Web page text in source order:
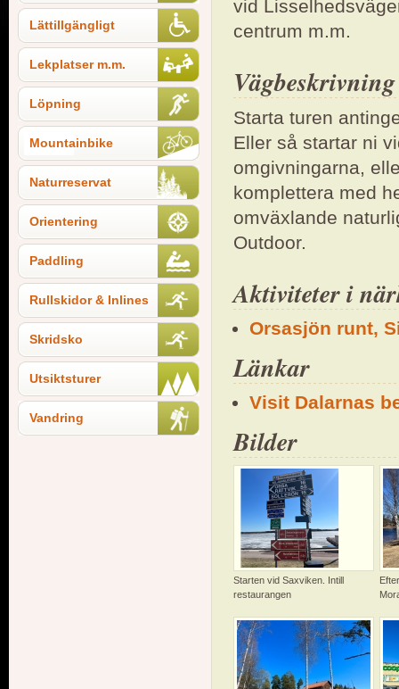
Lättillgängligt
Lekplatser m.m.
Löpning
Mountainbike
Naturreservat
Orientering
Paddling
Rullskidor & Inlines
Skridsko
Utsiktsturer
Vandring
vid
centrum m.m.
Vägbeskrivning
Starta turen
Eller så startar ni
omgivningarna,
komplettera med
omväxlande
Outdoor.
Aktiviteter i
Orsasjön runt,
Länkar
Visit Dalarnas
Bilder
Starten vid Saxviken. Intill
restaurangen